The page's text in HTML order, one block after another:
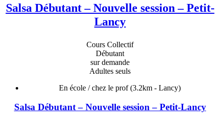
Salsa Débutant – Nouvelle session – Petit-
Lancy
Cours Collectif
Débutant
sur demande
Adultes seuls
En école / chez le prof(3.2km - Lancy)
Salsa Débutant – Nouvelle session – Petit-Lancy